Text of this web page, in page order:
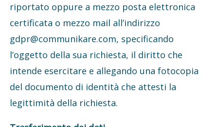
riportato oppure a mezzo posta elettronica
certificata o mezzo mail all’indirizzo
gdpr@communikare.com, specificando
l’oggetto della sua richiesta, il diritto che
intende esercitare e allegando una fotocopia
del documento di identità che attesti la
legittimità della richiesta.